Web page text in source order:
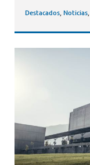
Destacados, Noticias,